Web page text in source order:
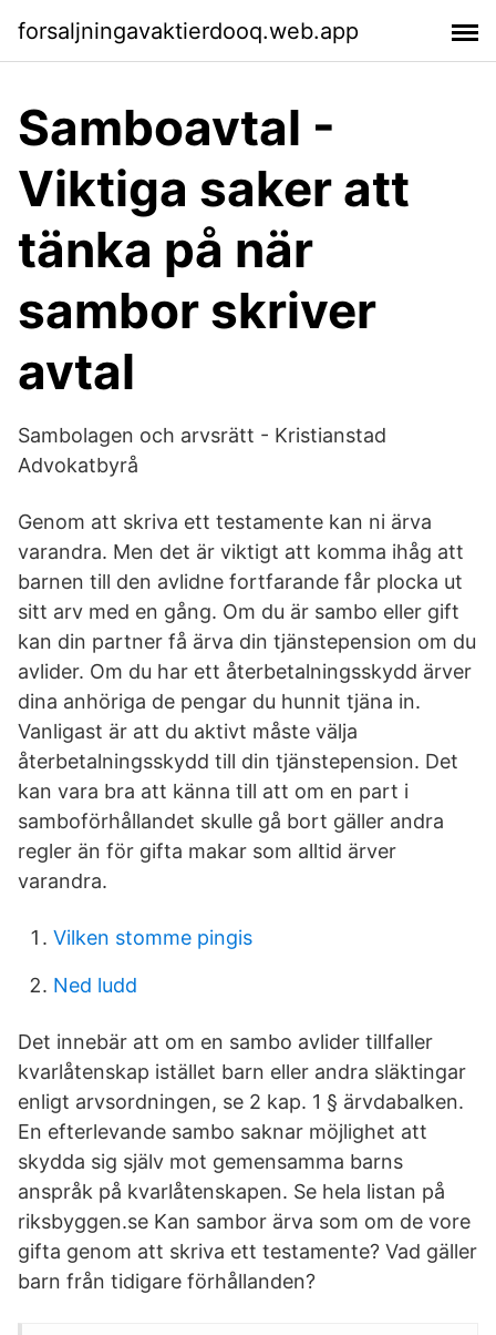
forsaljningavaktierdooq.web.app
Samboavtal -
Viktiga saker att
tänka på när
sambor skriver
avtal
Sambolagen och arvsrätt - Kristianstad
Advokatbyrå
Genom att skriva ett testamente kan ni ärva
varandra. Men det är viktigt att komma ihåg att
barnen till den avlidne fortfarande får plocka ut
sitt arv med en gång. Om du är sambo eller gift
kan din partner få ärva din tjänstepension om du
avlider. Om du har ett återbetalningsskydd ärver
dina anhöriga de pengar du hunnit tjäna in.
Vanligast är att du aktivt måste välja
återbetalningsskydd till din tjänstepension. Det
kan vara bra att känna till att om en part i
samboförhållandet skulle gå bort gäller andra
regler än för gifta makar som alltid ärver
varandra.
Vilken stomme pingis
Ned ludd
Det innebär att om en sambo avlider tillfaller
kvarlåtenskap istället barn eller andra släktingar
enligt arvsordningen, se 2 kap. 1 § ärvdabalken.
En efterlevande sambo saknar möjlighet att
skydda sig själv mot gemensamma barns
anspråk på kvarlåtenskapen. Se hela listan på
riksbyggen.se Kan sambor ärva som om de vore
gifta genom att skriva ett testamente? Vad gäller
barn från tidigare förhållanden?